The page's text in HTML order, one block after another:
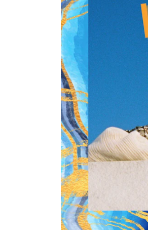
Etterutdanning og
Talentutvikling
INTERNASJONALT
Utveksling
Internasjonal strategi
Nettverk
IN.TUNE